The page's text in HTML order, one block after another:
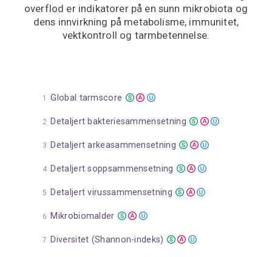
overflod er indikatorer på en sunn mikrobiota og
dens innvirkning på metabolisme, immunitet,
vektkontroll og tarmbetennelse.
Global tarmscore
Detaljert bakteriesammensetning
Detaljert arkeasammensetning
Detaljert soppsammensetning
Detaljert virussammensetning
Mikrobiomalder
Diversitet (Shannon-indeks)